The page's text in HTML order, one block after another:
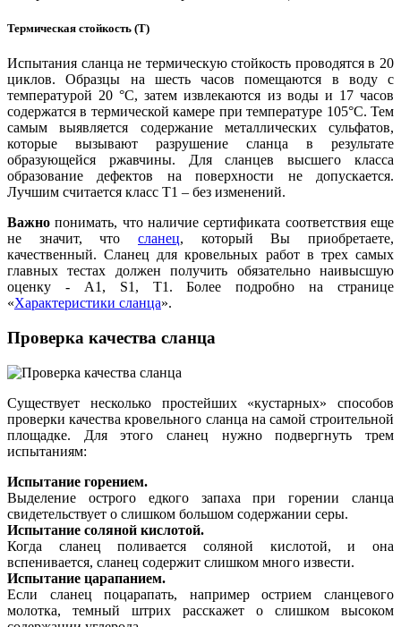
Термическая стойкость (Т)
Испытания сланца не термическую стойкость проводятся в 20
циклов. Образцы на шесть часов помещаются в воду с
температурой 20 °C, затем извлекаются из воды и 17 часов
содержатся в термической камере при температуре 105°C. Тем
самым выявляется содержание металлических сульфатов,
которые вызывают разрушение сланца в результате
образующейся ржавчины. Для сланцев высшего класса
образование дефектов на поверхности не допускается.
Лучшим считается класс T1 – без изменений.
Важно понимать, что наличие сертификата соответствия еще
не значит, что сланец, который Вы приобретаете,
качественный. Сланец для кровельных работ в трех самых
главных тестах должен получить обязательно наивысшую
оценку - А1, S1, Т1. Более подробно на странице
«Характеристики сланца».
Проверка качества сланца
Существует несколько простейших «кустарных» способов
проверки качества кровельного сланца на самой строительной
площадке. Для этого сланец нужно подвергнуть трем
испытаниям:
Испытание горением.
Выделение острого едкого запаха при горении сланца
свидетельствует о слишком большом содержании серы.
Испытание соляной кислотой.
Когда сланец поливается соляной кислотой, и она
вспенивается, сланец содержит слишком много извести.
Испытание царапанием.
Если сланец поцарапать, например острием сланцевого
молотка, темный штрих расскажет о слишком высоком